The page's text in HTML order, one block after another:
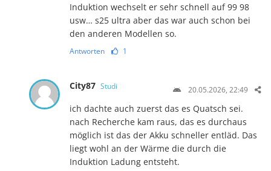
Induktion wechselt er sehr schnell auf 99 98
usw… s25 ultra aber das war auch schon bei
den anderen Modellen so.
Antworten 1
City87 Studi 20.05.2026, 22:49
ich dachte auch zuerst das es Quatsch sei.
nach Recherche kam raus, das es durchaus
möglich ist das der Akku schneller entläd. Das
liegt wohl an der Wärme die durch die
Induktion Ladung entsteht.